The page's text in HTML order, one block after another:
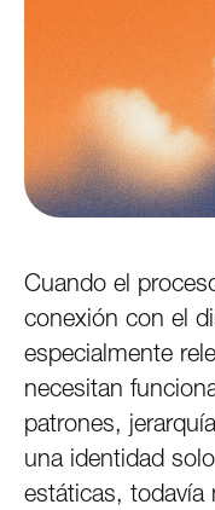
Cuando el
conexión con el
especialmente
necesitan
patrones,
una identidad
estáticas, todavía